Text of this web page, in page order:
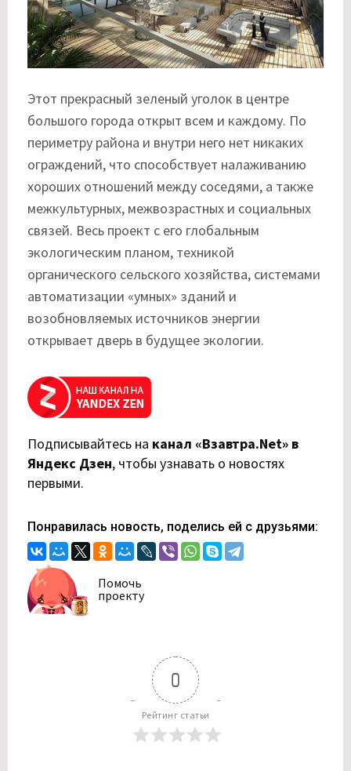
Этот прекрасный зеленый уголок в центре
большого города открыт всем и каждому. По
периметру района и внутри него нет никаких
ограждений, что способствует налаживанию
хороших отношений между соседями, а также
межкультурных, межвозрастных и социальных
связей. Весь проект с его глобальным
экологическим планом, техникой
органического сельского хозяйства, системами
автоматизации «умных» зданий и
возобновляемых источников энергии
открывает дверь в будущее экологии.
Подписывайтесь на канал «Взавтра.Net» в
Яндекс Дзен, чтобы узнавать о новостях
первыми.
Понравилась новость, поделись ей с друзьями:
Помочь
проекту
0
Рейтинг статьи